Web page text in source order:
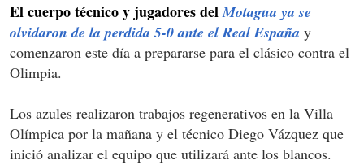
El cuerpo técnico y jugadores delMotagua ya se
olvidaron de la perdida 5-0 ante el Real España y
comenzaron este día a prepararse para el clásico contra el
Olimpia.
Los azules realizaron trabajos regenerativos en la Villa
Olímpica por la mañana y el técnico Diego Vázquez que
inició analizar el equipo que utilizará ante los blancos.